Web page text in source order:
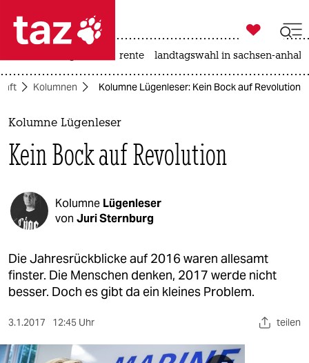
 taz zahl ich
taz zahl ich
themen
politik
öko
gesellschaft
kultur
sport
nord

taz zahl ich
rente landtagswahl in sachsen-anhalt
Kolumnen Kolumne Lügenleser: Kein Bock auf Revolution
Kolumne Lügenleser
Kein Bock auf Revolution
Kolumne Lügenleser
von Juri Sternburg
Die Jahresrückblicke auf 2016 waren allesamt
finster. Die Menschen denken, 2017 werde nicht
besser. Doch es gibt da ein kleines Problem.
3.1.2017 12:45 Uhr teilen